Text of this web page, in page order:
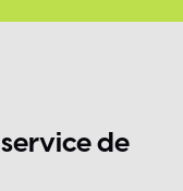
servicede